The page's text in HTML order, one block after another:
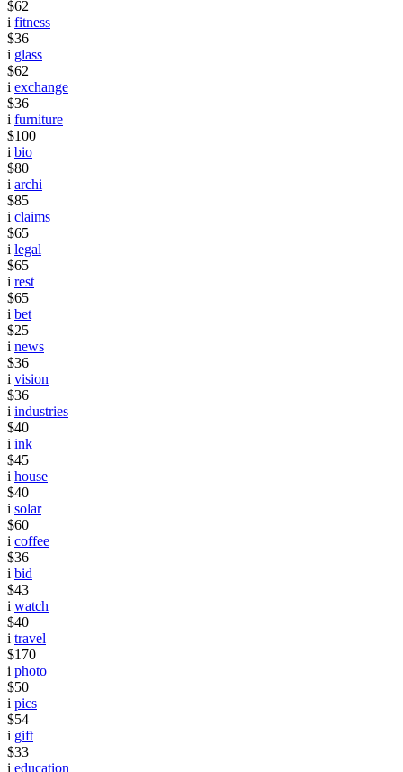
$62
i fitness
$36
i glass
$62
i exchange
$36
i furniture
$100
i bio
$80
i archi
$85
i claims
$65
i legal
$65
i rest
$65
i bet
$25
i news
$36
i vision
$36
i industries
$40
i ink
$45
i house
$40
i solar
$60
i coffee
$36
i bid
$43
i watch
$40
i travel
$170
i photo
$50
i pics
$54
i gift
$33
i education